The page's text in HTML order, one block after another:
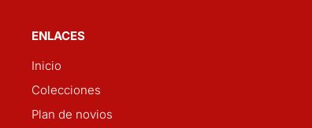
ENLACES
Inicio
Colecciones
Plan de novios